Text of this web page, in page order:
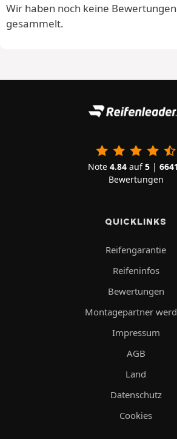
Wir haben noch keine
gesammelt.
Note 4.84 auf5 |
Bewertungen
QUICKLINKS
Reifengarantie
Reifeninfos
Bewertungen
Montagepartner
Impressum
AGB
Land
Datenschutz
Cookies